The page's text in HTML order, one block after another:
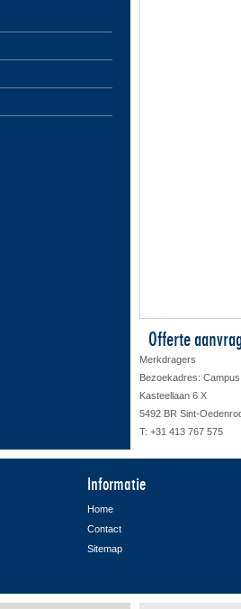
Offerte
Merkdragers
Bezoekadres:
Kasteellaan 6 X
5492 BR Sint-
T: +31 413 767 575
Informatie
Home
Contact
Sitemap